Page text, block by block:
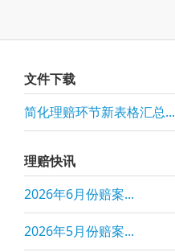
文件下载
简化理赔环节新表格汇总...
理赔快讯
2026年6月份赔案...
2026年5月份赔案...